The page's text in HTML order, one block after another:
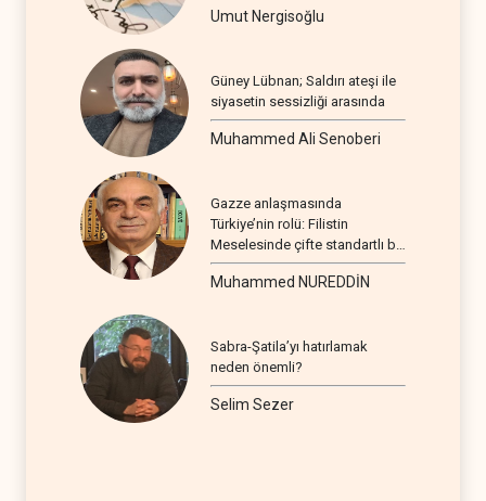
Umut Nergisoğlu
Güney Lübnan; Saldırı ateşi ile
siyasetin sessizliği arasında
Muhammed Ali Senoberi
Gazze anlaşmasında
Türkiye’nin rolü: Filistin
Meselesinde çifte standartlı bir
seyir
Muhammed NUREDDİN
Sabra-Şatila’yı hatırlamak
neden önemli?
Selim Sezer